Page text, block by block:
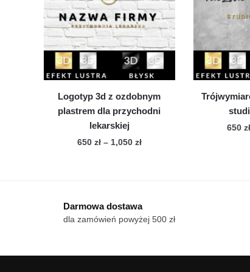
Opcje
można
wybrać
na
stronie
Logotyp 3d z ozdobnym
plastrem dla przychodni
lekarskiej
650 zł – 1,050 złZakres
1,050 zł
wiele
wariantów.
można
650 zł
Darmowa dostawa
dla zamówień powyżej 500 zł